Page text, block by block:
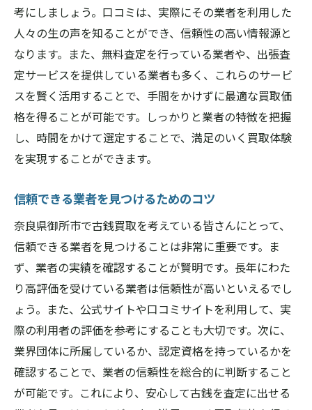
考にしましょう。口コミは、実際にその業者を利用した
人々の生の声を知ることができ、信頼性の高い情報源と
なります。また、無料査定を行っている業者や、出張査
定サービスを提供している業者も多く、これらのサービ
スを賢く活用することで、手間をかけずに最適な買取価
格を得ることが可能です。しっかりと業者の特徴を把握
し、時間をかけて選定することで、満足のいく買取体験
を実現することができます。
信頼できる業者を見つけるためのコツ
奈良県御所市で古銭買取を考えている皆さんにとって、
信頼できる業者を見つけることは非常に重要です。ま
ず、業者の実績を確認することが賢明です。長年にわた
り高評価を受けている業者は信頼性が高いといえるでし
ょう。また、公式サイトや口コミサイトを利用して、実
際の利用者の評価を参考にすることも大切です。次に、
業界団体に所属しているか、認定資格を持っているかを
確認することで、業者の信頼性を総合的に判断すること
が可能です。これにより、安心して古銭を査定に出せる